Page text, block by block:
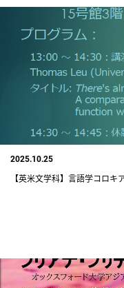
2025.10.25
【英米文学科】言語学コロキ